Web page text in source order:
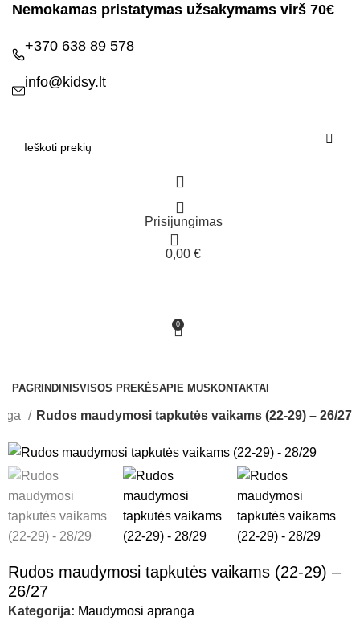
Nemokamas pristatymas užsakymams virš 70€
+370 638 89 578
info@kidsy.lt
Prisijungimas
0,00 €
0
PAGRINDINISVISOS PREKĖSAPIE MUS KONTAKTAI
Rudos maudymosi tapkutės vaikams (22-29) – 26/27
Rudos maudymosi tapkutės vaikams (22-29) –
26/27
Kategorija: Maudymosi apranga